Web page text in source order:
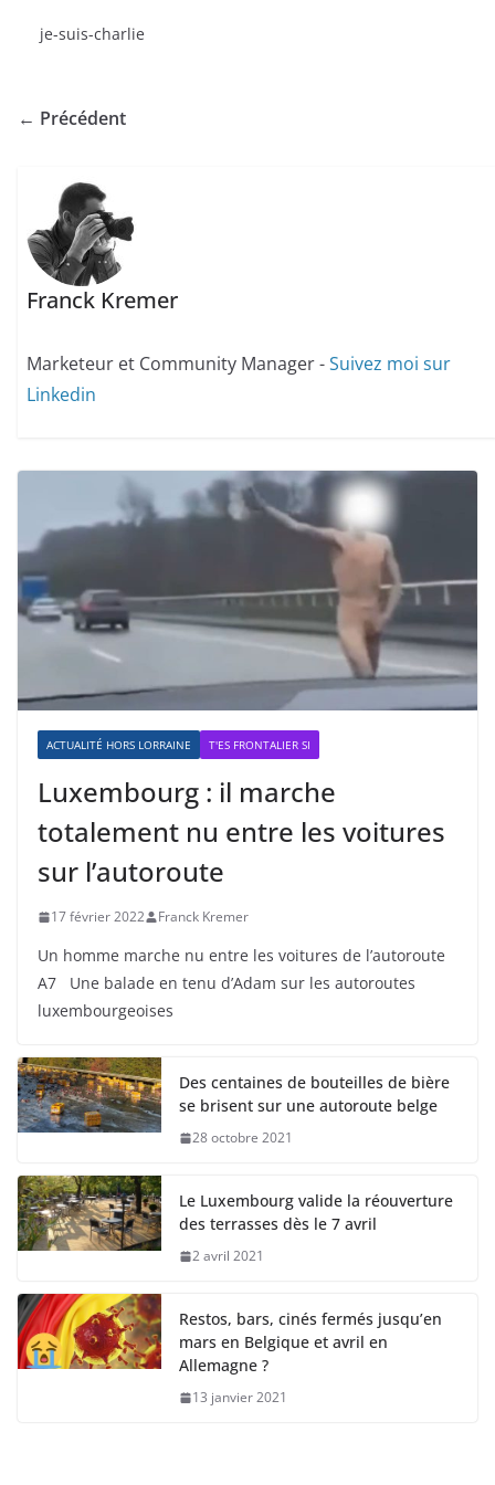
je-suis-charlie
← Précédent
Franck Kremer
Marketeur et Community Manager -Suivez moi sur
Linkedin
ACTUALITÉ HORS LORRAINE T'ES FRONTALIER SI
Luxembourg : il marche
totalement nu entre les voitures
sur l’autoroute
17 février 2022 Franck Kremer
Un homme marche nu entre les voitures de l’autoroute
A7 Une balade en tenu d’Adam sur les autoroutes
luxembourgeoises
Des centaines de bouteilles de bière
se brisent sur une autoroute belge
28 octobre 2021
Le Luxembourg valide la réouverture
des terrasses dès le 7 avril
2 avril 2021
Restos, bars, cinés fermés jusqu’en
mars en Belgique et avril en
Allemagne ?
13 janvier 2021